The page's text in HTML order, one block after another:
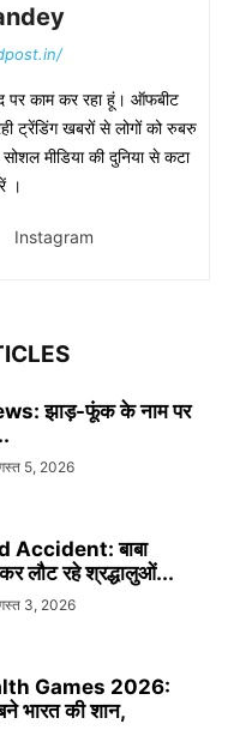
काम कर रहा हूं। ऑफबीट
ट्रेंडिंग खबरों से लोगों को रुबरु
मीडिया की दुनिया से कटा
।
Instagram
झाड़-फूंक के नाम पर
5, 2026
Accident: बाबा
लौट रहे श्रद्धालुओं...
3, 2026
Games 2026:
भारत की शान,